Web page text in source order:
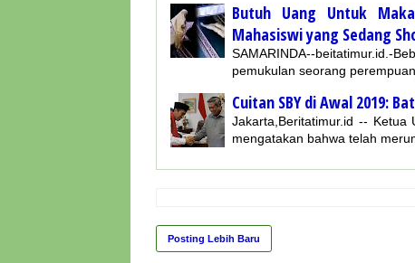
Butuh Uang Untuk
Mahasiswi yang Sedang
SAMARINDA--
pemukulan seorang
Cuitan SBY di Awal 2019:
Jakarta,Beritatimur.id -- Ketua
mengatakan bahwa telah
Posting Lebih Baru